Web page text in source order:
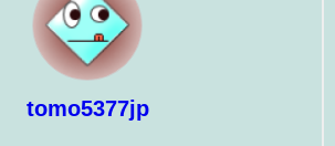
tomo5377jp